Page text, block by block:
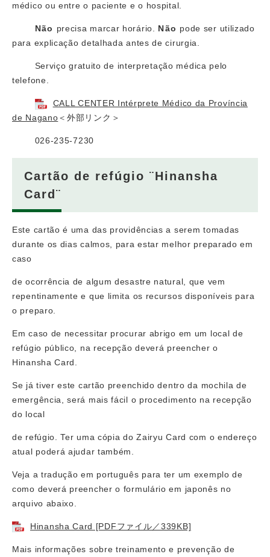
médico ou entre o paciente e o hospital.
Não precisa marcar horário. Não pode ser utilizado
para explicação detalhada antes de cirurgia.
Serviço gratuito de interpretação médica pelo
telefone.
CALL CENTER Intérprete Médico da Província
de Nagano＜外部リンク＞
026-235-7230
Cartão de refúgio ¨Hinansha
Card¨
Este cartão é uma das providências a serem tomadas
durante os dias calmos, para estar melhor preparado em
caso
de ocorrência de algum desastre natural, que vem
repentinamente e que limita os recursos disponíveis para
o preparo.
Em caso de necessitar procurar abrigo em um local de
refúgio público, na recepção deverá preencher o
Hinansha Card.
Se já tiver este cartão preenchido dentro da mochila de
emergência, será mais fácil o procedimento na recepção
do local
de refúgio. Ter uma cópia do Zairyu Card com o endereço
atual poderá ajudar também.
Veja a tradução em português para ter um exemplo de
como deverá preencher o formulário em japonês no
arquivo abaixo.
Hinansha Card [PDFファイル／339KB]
Mais informações sobre treinamento e prevenção de